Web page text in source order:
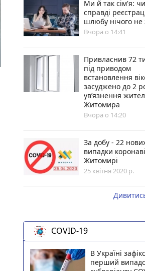
Ми й так сім'я: чи
справді
шлюбу нічого не
Вчора о 14:41
Привласнив 72
під приводом
встановлення
засуджено до 2
ув’язнення
Житомира
Вчора о 14:20
За добу - 22
випадки
Житомирі
25 квітня 2020 р.
COVID-19
В Україні
перший